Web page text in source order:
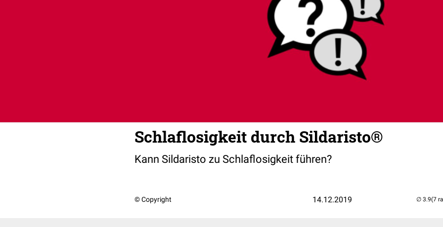
Schlaflosigkeit durch Sildaristo®
Kann Sildaristo zu Schlaflosigkeit führen?
© Copyright 14.12.2019 (7